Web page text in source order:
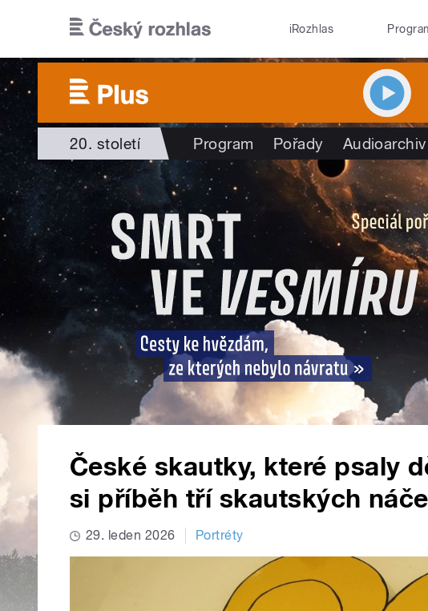
iRozhlas
20. století Program Pořady Audioarchiv
České skautky, které psaly
si příběh tří skautských
29. leden 2026 Portréty